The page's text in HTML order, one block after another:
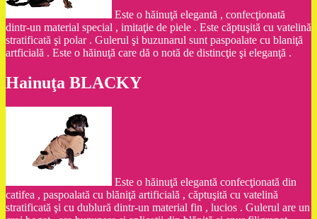
Este o hăinuţă elegantă , confecţionată
dintr-un material special , imitaţie de piele . Este căptuşită cu vatelină
stratificată şi polar . Gulerul şi buzunarul sunt paspoalate cu blaniţă
artficială . Este o hăinuţă care dă o notă de distincţie şi eleganţă .
Hainuţa BLACKY
Este o hăinuţă elegantă confecţionată din
catifea , paspoalată cu blăniţă artificială , căptuşită cu vatelină
stratificată şi cu dublură dintr-un material fin , lucios . Gulerul are un